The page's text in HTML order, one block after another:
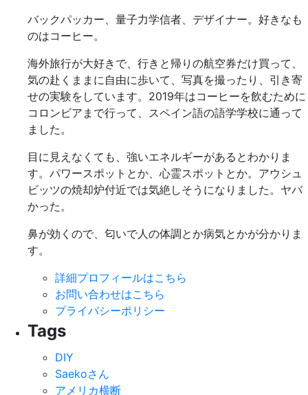
バックパッカー、量子力学信者、デザイナー。好きなも
のはコーヒー。
海外旅行が大好きで、行きと帰りの航空券だけ買って、
気の赴くままに自由に歩いて、写真を撮ったり、引き寄
せの実験をしています。2019年はコーヒーを飲むために
コロンビアまで行って、スペイン語の語学学校に通って
ました。
目に見えなくても、強いエネルギーがあるとわかりま
す。パワースポットとか、心霊スポットとか。アウシュ
ビッツの焼却炉付近では気絶しそうになりました。ヤバ
かった。
鼻が効くので、匂いで人の体調とか病気とかが分かりま
す。
詳細プロフィールはこちら
お問い合わせはこちら
プライバシーポリシー
Tags
DIY
Saekoさん
アメリカ横断